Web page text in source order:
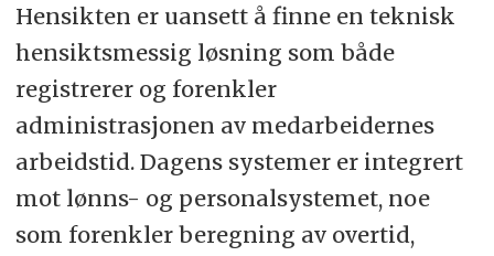
Hensikten er uansett å finne en teknisk
hensiktsmessig løsning som både
registrerer og forenkler
administrasjonen av medarbeidernes
arbeidstid. Dagens systemer er integrert
mot lønns- og personalsystemet, noe
som forenkler beregning av overtid,